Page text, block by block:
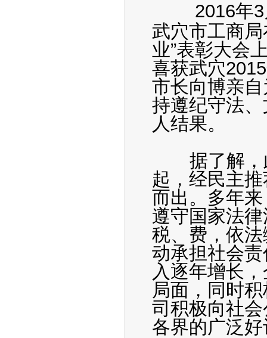
2016年
武穴市工商
业”表彰大会
喜获武穴
市长向博亲
持遵纪守法
人结果。
据了解，
起，经民主
而出。多年
遵守国家法
税、费，依
动承担社会
入逐年增长
局面，同时
司积极向社
各界的广泛